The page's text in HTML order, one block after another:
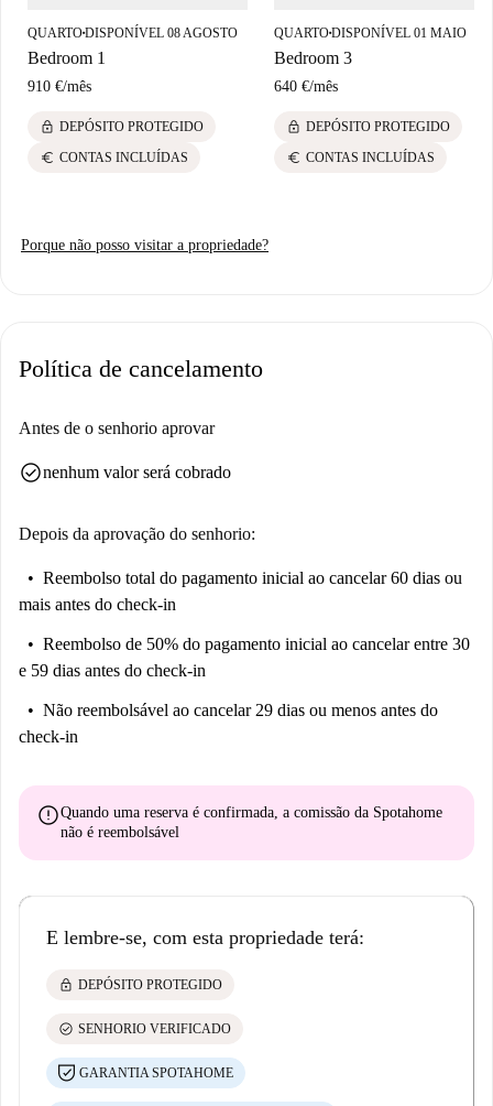
QUARTO■DISPONÍVEL 08 AGOSTO
Bedroom 1
910 €/mês
lock DEPÓSITO PROTEGIDO
euro CONTAS INCLUÍDAS
QUARTO■DISPONÍVEL 01 MAIO
Bedroom 3
640 €/mês
lock DEPÓSITO PROTEGIDO
euro CONTAS INCLUÍDAS
Porque não posso visitar a propriedade?
Política de cancelamento
Antes de o senhorio aprovar
check_circlenenhum valor será cobrado
Depois da aprovação do senhorio:
Reembolso total do pagamento inicial ao cancelar 60 dias ou
mais antes do check-in
Reembolso de 50% do pagamento inicial ao cancelar entre 30
e 59 dias antes do check-in
Não reembolsável ao cancelar 29 dias ou menos antes do
check-in
errorQuando uma reserva é confirmada, a comissão da Spotahome
não é reembolsável
E lembre-se, com esta propriedade terá:
lock DEPÓSITO PROTEGIDO
check_circle SENHORIO VERIFICADO
GARANTIA SPOTAHOME